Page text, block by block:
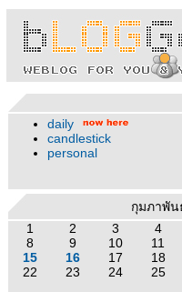
daily
candlestick
personal
กุมภาพัน
1
2 3 4
8
9 10 11
15
16 17 18
22
23 24 25